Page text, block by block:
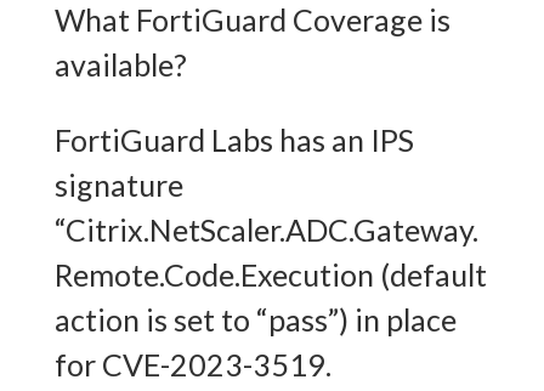
What FortiGuard Coverage is
available?
FortiGuard Labs has an IPS
signature
“Citrix.NetScaler.ADC.Gateway.
Remote.Code.Execution (default
action is set to “pass”) in place
for CVE-2023-3519.